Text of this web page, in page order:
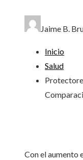
Jaime B.
Inicio
Salud
Con el aumento